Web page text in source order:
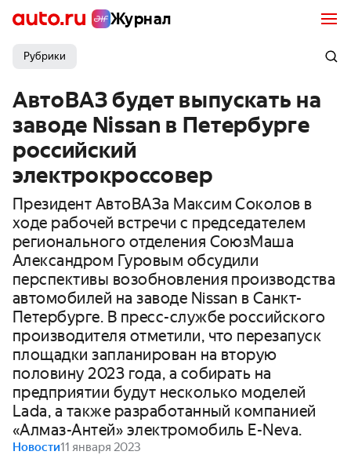
Журнал
Рубрики
АвтоВАЗ будет выпускать на
заводе Nissan в Петербурге
российский
электрокроссовер
Президент АвтоВАЗа Максим Соколов в
ходе рабочей встречи с председателем
регионального отделения СоюзМаша
Александром Гуровым обсудили
перспективы возобновления производства
автомобилей на заводе Nissan в Санкт-
Петербурге. В пресс-службе российского
производителя отметили, что перезапуск
площадки запланирован на вторую
половину 2023 года, а собирать на
предприятии будут несколько моделей
Lada, а также разработанный компанией
«Алмаз-Антей» электромобиль E-Neva.
Новости11 января 2023